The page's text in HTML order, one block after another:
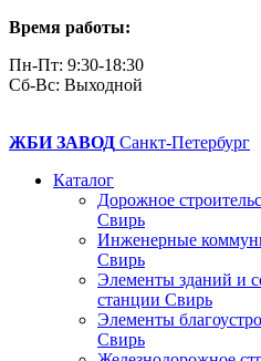
Время работы:
Пн-Пт: 9:30-18:30
Cб-Вс: Выходной
ЖБИ ЗАВОД Санкт-Петербург
Каталог
Дорожное
Свирь
Инженерные
Свирь
Элементы зданий и
станции Свирь
Элементы
Свирь